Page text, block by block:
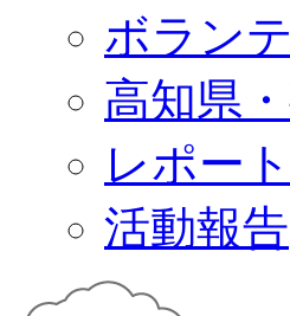
ボラン
高知県
レポート
活動報告